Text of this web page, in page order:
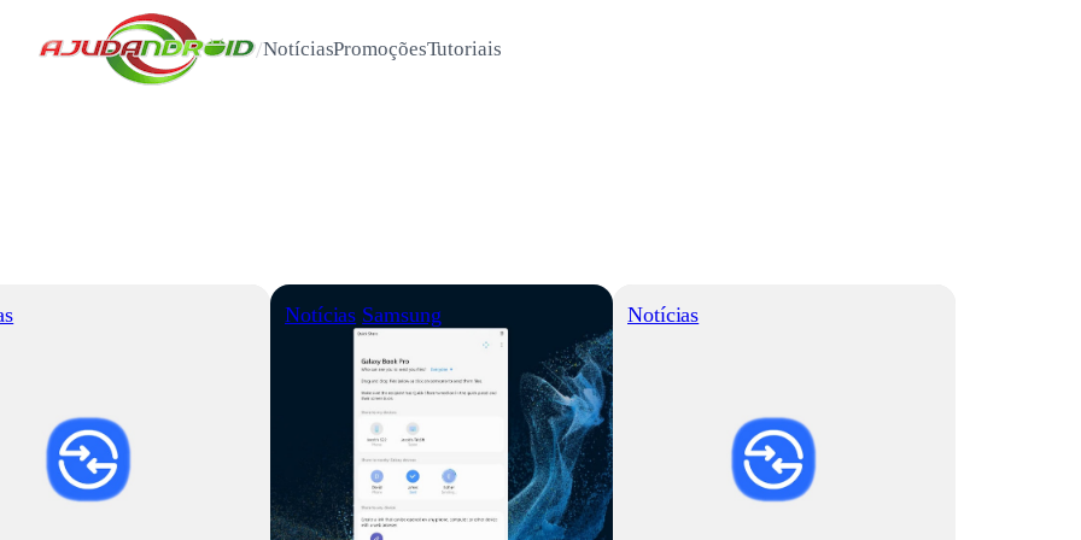
/NotíciasPromoçõesTutoriais
Notícias Samsung Notícias